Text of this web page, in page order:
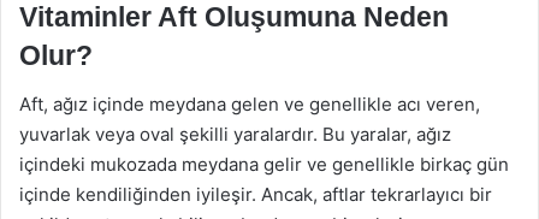
Vitaminler Aft Oluşumuna Neden
Olur?
Aft, ağız içinde meydana gelen ve genellikle acı veren,
yuvarlak veya oval şekilli yaralardır. Bu yaralar, ağız
içindeki mukozada meydana gelir ve genellikle birkaç gün
içinde kendiliğinden iyileşir. Ancak, aftlar tekrarlayıcı bir